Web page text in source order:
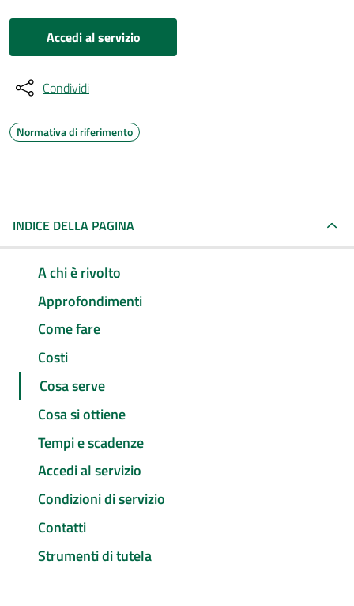
Accedi al servizio
Condividi
Normativa di riferimento
INDICE DELLA PAGINA
A chi è rivolto
Approfondimenti
Come fare
Costi
Cosa serve
Cosa si ottiene
Tempi e scadenze
Accedi al servizio
Condizioni di servizio
Contatti
Strumenti di tutela